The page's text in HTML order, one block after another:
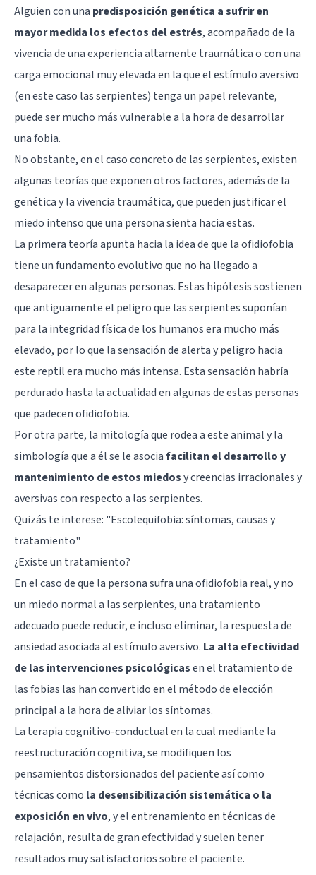
Alguien con una predisposición genética a sufrir en
mayor medida los efectos del estrés, acompañado de la
vivencia de una experiencia altamente traumática o con una
carga emocional muy elevada en la que el estímulo aversivo
(en este caso las serpientes) tenga un papel relevante,
puede ser mucho más vulnerable a la hora de desarrollar
una fobia.
No obstante, en el caso concreto de las serpientes, existen
algunas teorías que exponen otros factores, además de la
genética y la vivencia traumática, que pueden justificar el
miedo intenso que una persona sienta hacia estas.
La primera teoría apunta hacia la idea de que la ofidiofobia
tiene un fundamento evolutivo que no ha llegado a
desaparecer en algunas personas. Estas hipótesis sostienen
que antiguamente el peligro que las serpientes suponían
para la integridad física de los humanos era mucho más
elevado, por lo que la sensación de alerta y peligro hacia
este reptil era mucho más intensa. Esta sensación habría
perdurado hasta la actualidad en algunas de estas personas
que padecen ofidiofobia.
Por otra parte, la mitología que rodea a este animal y la
simbología que a él se le asociafacilitan el desarrollo y
mantenimiento de estos miedosy creencias irracionales y
aversivas con respecto a las serpientes.
Quizás te interese: "Escolequifobia: síntomas, causas y
tratamiento"
¿Existe un tratamiento?
En el caso de que la persona sufra una ofidiofobia real, y no
un miedo normal a las serpientes, una tratamiento
adecuado puede reducir, e incluso eliminar, la respuesta de
ansiedad asociada al estímulo aversivo. La alta efectividad
de las intervenciones psicológicasen el tratamiento de
las fobias las han convertido en el método de elección
principal a la hora de aliviar los síntomas.
La terapia cognitivo-conductualen la cual mediante la
reestructuración cognitiva, se modifiquen los
pensamientos distorsionados del paciente así como
técnicas como la desensibilización sistemática o la
exposición en vivo, y el entrenamiento en técnicas de
relajación, resulta de gran efectividad y suelen tener
resultados muy satisfactorios sobre el paciente.